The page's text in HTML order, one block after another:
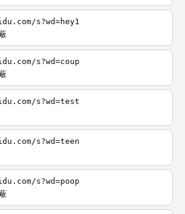
s?wd=hey1
s?wd=coup
s?wd=test
s?wd=teen
s?wd=poop